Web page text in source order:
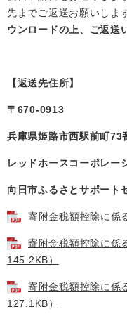
先までご返送お願いしま
ウンロードの上、ご返送
【返送先住所】
〒670-0913
兵庫県姫路市西駅前町73
レッドホースコーポレー
向日市ふるさとサポート
寄附金税額控除に係
寄附金税額控除に係
145.2KB）
寄附金税額控除に係
127.1KB）